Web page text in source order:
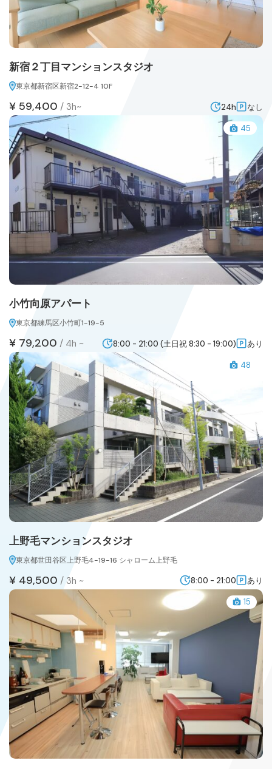
新宿２丁目マンションスタジオ
東京都新宿区新宿2-12-4 10F
¥ 59,400 / 3h~ 24h なし
45
小竹向原アパート
東京都練馬区小竹町1-19-5
¥ 79,200 / 4h ~ 8:00 - 21:00 (土日祝 8:30 - 19:00) あり
48
上野毛マンションスタジオ
東京都世田谷区上野毛4-19-16 シャローム上野毛
¥ 49,500 / 3h ~ 8:00 - 21:00 あり
15